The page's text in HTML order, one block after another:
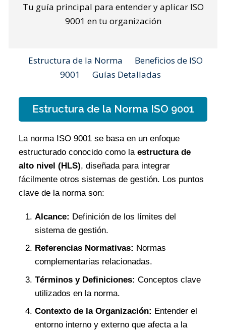
Tu guía principal para entender y aplicar ISO
9001 en tu organización
Estructura de la Norma
Beneficios de ISO
9001
Guías Detalladas
Estructura de la Norma ISO 9001
La norma ISO 9001 se basa en un enfoque
estructurado conocido como la estructura de
alto nivel (HLS), diseñada para integrar
fácilmente otros sistemas de gestión. Los puntos
clave de la norma son:
Alcance: Definición de los límites del
sistema de gestión.
Referencias Normativas: Normas
complementarias relacionadas.
Términos y Definiciones: Conceptos clave
utilizados en la norma.
Contexto de la Organización: Entender el
entorno interno y externo que afecta a la